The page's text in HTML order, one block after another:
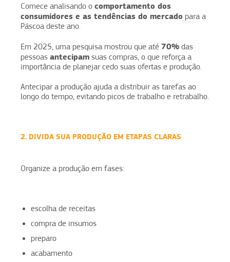
Comece analisando o comportamento dos
consumidores e as tendências do mercado para a
Páscoa deste ano.
Em 2025, uma pesquisa mostrou que até 70% das
pessoas antecipam suas compras, o que reforça a
importância de planejar cedo suas ofertas e produção.
Antecipar a produção ajuda a distribuir as tarefas ao
longo do tempo, evitando picos de trabalho e retrabalho.
2. DIVIDA SUA PRODUÇÃO EM ETAPAS CLARAS
Organize a produção em fases:
escolha de receitas
compra de insumos
preparo
acabamento